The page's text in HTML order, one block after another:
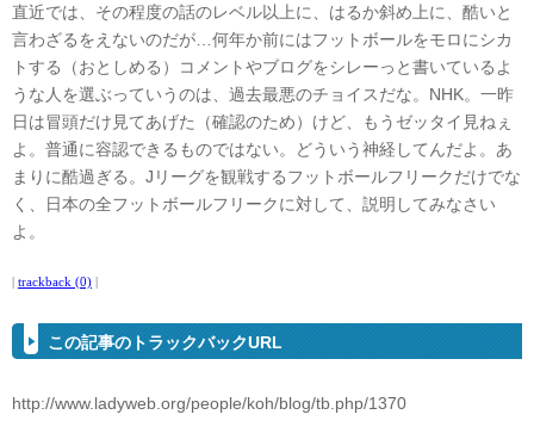
直近では、その程度の話のレベル以上に、はるか斜め上に、酷いと
言わざるをえないのだが…何年か前にはフットボールをモロにシカ
トする（おとしめる）コメントやブログをシレーっと書いているよ
うな人を選ぶっていうのは、過去最悪のチョイスだな。NHK。一昨
日は冒頭だけ見てあげた（確認のため）けど、もうゼッタイ見ねぇ
よ。普通に容認できるものではない。どういう神経してんだよ。あ
まりに酷過ぎる。Jリーグを観戦するフットボールフリークだけでな
く、日本の全フットボールフリークに対して、説明してみなさい
よ。
| trackback (0) |
この記事のトラックバックURL
http://www.ladyweb.org/people/koh/blog/tb.php/1370